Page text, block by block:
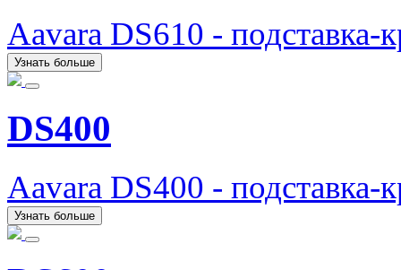
Aavara DS610 -
Узнать больше
DS400
Aavara DS400 -
Узнать больше